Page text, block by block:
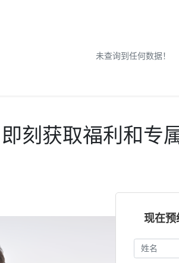
未查询到任何数据！
即刻获取福利和专
现在预